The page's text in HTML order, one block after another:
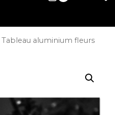
Tableau aluminium fleurs